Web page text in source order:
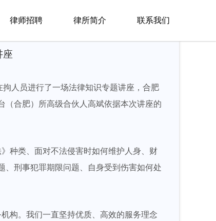
律师招聘 律所简介 联系我们
座
人员进行了一场法律知识专题讲座，合肥
（合肥）所高级合伙人高斌依据本次讲座的
种类、面对不法侵害时如何维护人身、财
、刑事犯罪期限问题、自身受到伤害如何处
构。我们一直坚持优质、高效的服务理念